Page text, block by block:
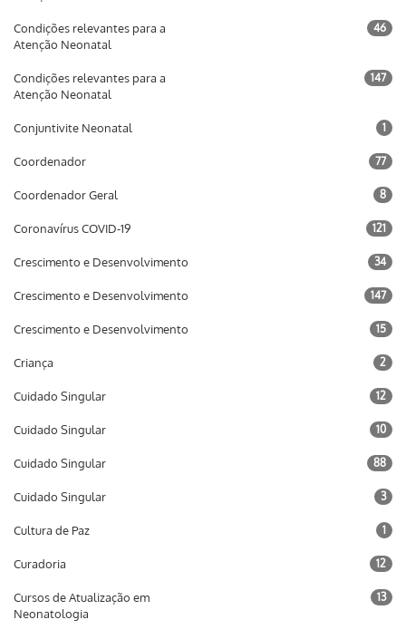
Condições relevantes para a
Atenção Neonatal
46
Condições relevantes para a
Atenção Neonatal
147
Conjuntivite Neonatal 1
Coordenador 77
Coordenador Geral 8
Coronavírus COVID-19 121
Crescimento e Desenvolvimento 34
Crescimento e Desenvolvimento 147
Crescimento e Desenvolvimento 15
Criança 2
Cuidado Singular 12
Cuidado Singular 10
Cuidado Singular 88
Cuidado Singular 3
Cultura de Paz 1
Curadoria 12
Cursos de Atualização em
Neonatologia
13